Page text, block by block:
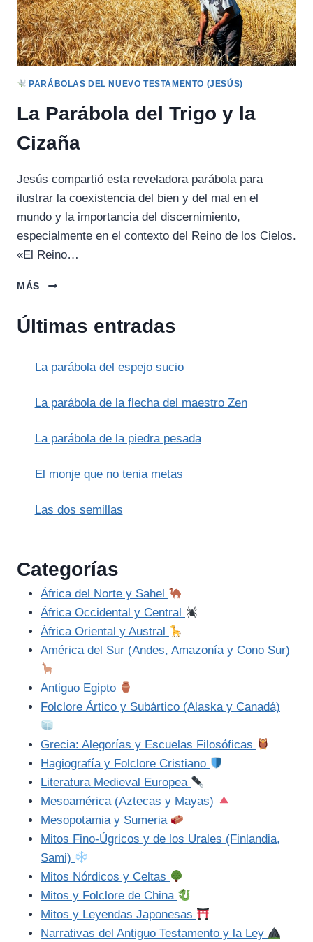
PARÁBOLAS DEL NUEVO TESTAMENTO (JESÚS)
La Parábola del Trigo y la
Cizaña
Jesús compartió esta reveladora parábola para
ilustrar la coexistencia del bien y del mal en el
mundo y la importancia del discernimiento,
especialmente en el contexto del Reino de los Cielos.
«El Reino…
MÁS
LA
TRIGO
CIZAÑA
Últimas entradas
La parábola del espejo sucio
La parábola de la flecha del maestro Zen
La parábola de la piedra pesada
El monje que no tenia metas
Las dos semillas
Categorías
África del Norte y Sahel
África Occidental y Central
África Oriental y Austral
América del Sur (Andes, Amazonía y Cono Sur)
Antiguo Egipto
Folclore Ártico y Subártico (Alaska y Canadá)
Grecia: Alegorías y Escuelas Filosóficas
Hagiografía y Folclore Cristiano
Literatura Medieval Europea
Mesoamérica (Aztecas y Mayas)
Mesopotamia y Sumeria
Mitos Fino-Úgricos y de los Urales (Finlandia,
Sami)
Mitos Nórdicos y Celtas
Mitos y Folclore de China
Mitos y Leyendas Japonesas
Narrativas del Antiguo Testamento y la Ley